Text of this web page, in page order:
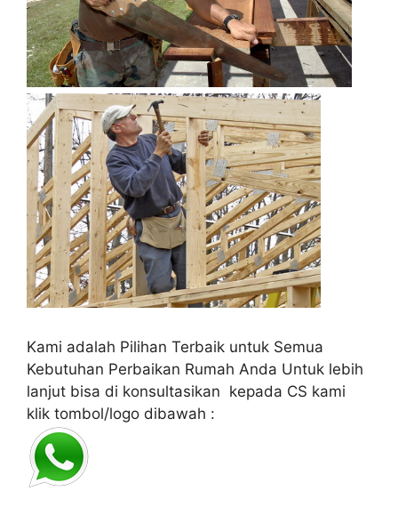
Kami adalah Pilihan Terbaik untuk Semua
Kebutuhan Perbaikan Rumah Anda Untuk lebih
lanjut bisa di konsultasikan kepada CS kami
klik tombol/logo dibawah :